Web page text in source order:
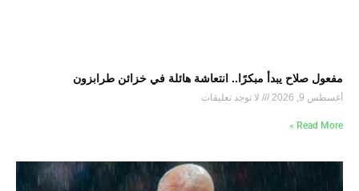
مفعول صلاح يبدأ مبكرًا.. انتعاشة هائلة في خزائن طرابزون
أغسطس 9, 2026 لا توجد تعليقات
Read More »